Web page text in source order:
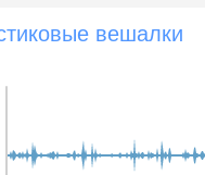
вешалки